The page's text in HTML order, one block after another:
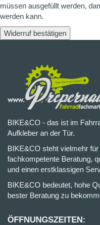
müssen ausgefüllt werden,
werden kann.
Widerruf bestätigen
BIKE&CO - das ist im
Aufkleber an der Tür.
BIKE&CO steht vielmehr
fachkompetente Beratung,
und einen erstklassigen
BIKE&CO bedeutet, hohe
bester Beratung zu
ÖFFNUNGSZEITEN: